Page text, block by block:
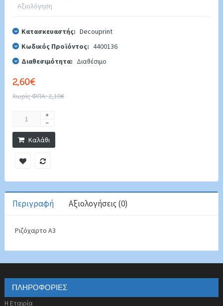
Αξιολόγηση
Κατασκευαστής: Decouprint
Κωδικός Προϊόντος: 4400136
Διαθεσιμότητα: Διαθέσιμο
2,60€
Χωρίς ΦΠΑ: 2,10€
Καλάθι
Περιγραφή Αξιολογήσεις (0)
Ριζόχαρτο A3
ΠΛΗΡΟΦΟΡΊΕΣ
Η Εταιρία